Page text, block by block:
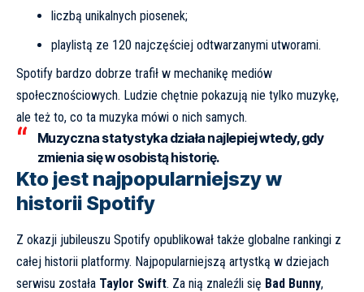
liczbą unikalnych piosenek;
playlistą ze 120 najczęściej odtwarzanymi utworami.
Spotify bardzo dobrze trafił w mechanikę mediów
społecznościowych. Ludzie chętnie pokazują nie tylko muzykę,
ale też to, co ta muzyka mówi o nich samych.
Muzyczna statystyka działa najlepiej wtedy, gdy
zmienia się w osobistą historię.
Kto jest najpopularniejszy w
historii Spotify
Z okazji jubileuszu Spotify opublikował także globalne rankingi z
całej historii platformy. Najpopularniejszą artystką w dziejach
serwisu została Taylor Swift. Za nią znaleźli się Bad Bunny,